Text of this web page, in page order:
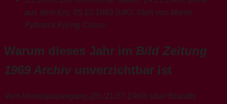
aus dem Eis; 05.10.1969 (UK): Start von Monty
Python’s Flying Circus.
Warum dieses Jahr im Bild Zeitung
1969 Archivunverzichtbar ist
Vom Mondspaziergang (20./21.07.1969) über Brandts